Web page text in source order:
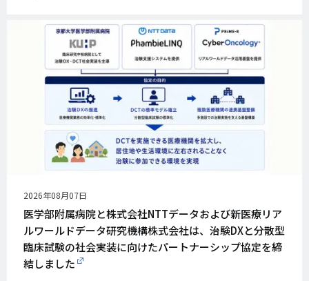
公
開
日
2026年08月07日
医学部附属病院と株式会社NTTデータおよび新医療リア
ルワールドデータ研究機構株式会社は、治験DXと分散型
臨床試験の社会実装に向けたパートナーシップ協定を締
結しました